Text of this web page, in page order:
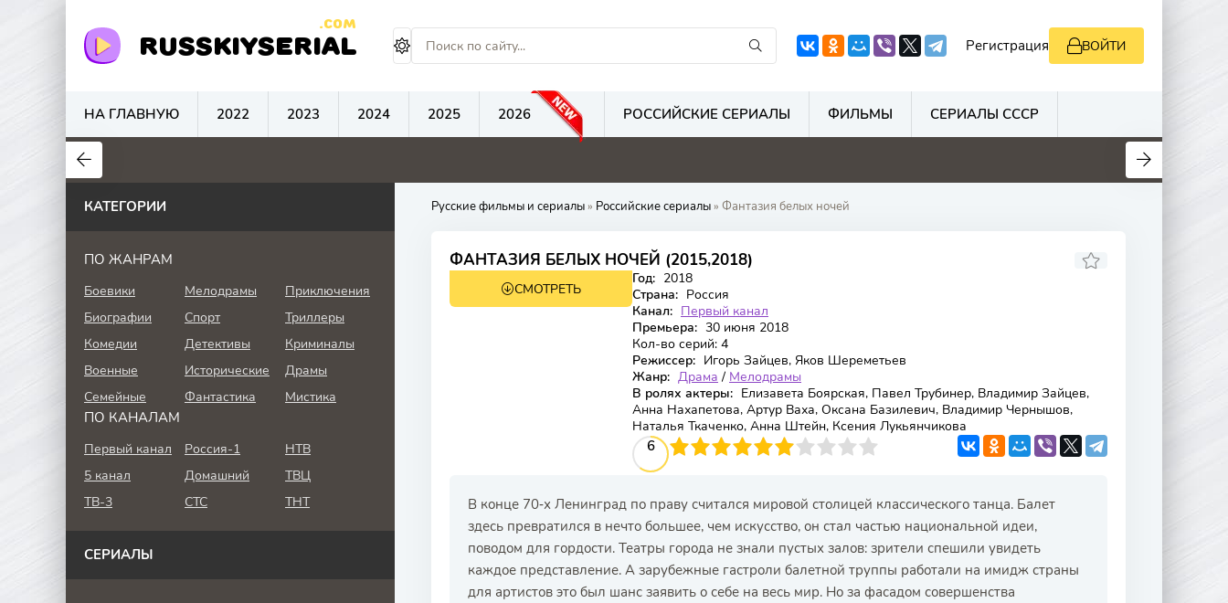
RUSSKIYSERIAL
.COM
Регистрация ВОЙТИ
НА ГЛАВНУЮ 2022 2023 2024 2025 2026 РОССИЙСКИЕ СЕРИАЛЫ ФИЛЬМЫ СЕРИАЛЫ СССР
0
Русские фильмы и сериалы» Российские сериалы» Фантазия белых ночей
ФАНТАЗИЯ БЕЛЫХ НОЧЕЙ (2015,2018)
СМОТРЕТЬ
Год: 2018
Страна: Россия
Канал: Первый канал
Премьера: 30 июня 2018
Кол-во серий: 4
Режиссер: Игорь Зайцев, Яков Шереметьев
Жанр: Драма / Мелодрамы
В ролях актеры: Елизавета Боярская, Павел Трубинер, Владимир Зайцев,
Анна Нахапетова, Артур Ваха, Оксана Базилевич, Владимир Чернышов,
Наталья Ткаченко, Анна Штейн, Ксения Лукьянчикова
6
4 5 6 7 8 9 10
В конце 70‑х Ленинград по праву считался мировой столицей классического танца. Балет
здесь превратился в нечто большее, чем искусство, он стал частью национальной идеи,
поводом для гордости. Театры города не знали пустых залов: зрители спешили увидеть
каждое представление. А зарубежные гастроли балетной труппы работали на имидж страны
для артистов это был шанс заявить о себе на весь мир. Но за фасадом совершенства
КАТЕГОРИИ
ПО ЖАНРАМ
Боевики Мелодрамы
Приключения
Биографии
Спорт
Триллеры
Комедии
Детективы
Криминалы
Военные
Исторические
Драмы
Семейные
Фантастика Мистика
ПО КАНАЛАМ
Первый канал Россия-1
НТВ
5 канал
Домашний
ТВЦ
ТВ-3
СТС ТНТ
СЕРИАЛЫ